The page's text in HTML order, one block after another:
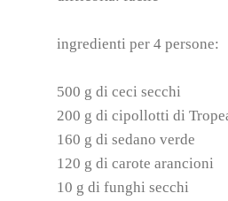
ingredienti per 4 persone:
500 g di ceci secchi
200 g di cipollotti di
160 g di sedano verde
120 g di carote arancioni
10 g di funghi secchi